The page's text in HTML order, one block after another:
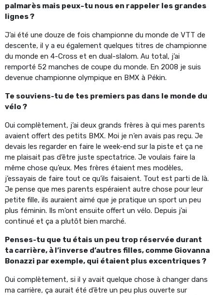
palmarès mais peux-tu nous en rappeler les grandes
lignes ?
J’ai été une douze de fois championne du monde de VTT de
descente, il y a eu également quelques titres de championne
du monde en 4-Cross et en dual-slalom. Au total, j’ai
remporté 52 manches de coupe du monde. En 2008 je suis
devenue championne olympique en BMX à Pékin.
Te souviens-tu de tes premiers pas dans le monde du
vélo ?
Oui complètement, j’ai deux grands frères à qui mes parents
avaient offert des petits BMX. Moi je n’en avais pas reçu. Je
devais les regarder en faire le week-end sur la piste et ça ne
me plaisait pas d’être juste spectatrice. Je voulais faire la
même chose qu’eux. Mes frères étaient mes modèles,
j’essayais de faire tout ce qu’ils faisaient. Tout est parti de là.
Je pense que mes parents espéraient autre chose pour leur
petite fille, ils auraient aimé que je pratique un sport un peu
plus féminin. Ils m’ont ensuite offert un vélo. Depuis j’ai
continué et ça a plutôt bien marché.
Penses-tu que tu étais un peu trop réservée durant
ta carrière, à l’inverse d’autres filles, comme Giovanna
Bonazzi par exemple, qui étaient plus excentriques ?
Oui complètement, si il y avait quelque chose à changer dans
ma carrière, ça aurait été d’être un peu plus ouverte sur